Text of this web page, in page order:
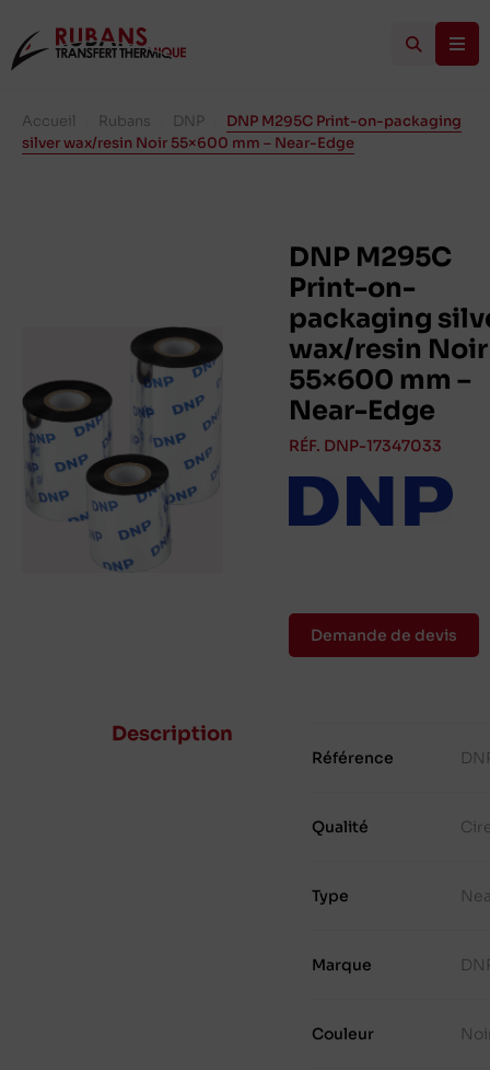
Accueil Rubans DNP
DNP M295C Print-on-packaging
silver wax/resin Noir 55×600 mm – Near-Edge
DNP M295C
Print-on-
packaging
wax/resin Noir
55×600 mm –
Near-Edge
RÉF. DNP-17347033
Demande de devis
Description
Référence
Qualité
Type
Marque
Couleur